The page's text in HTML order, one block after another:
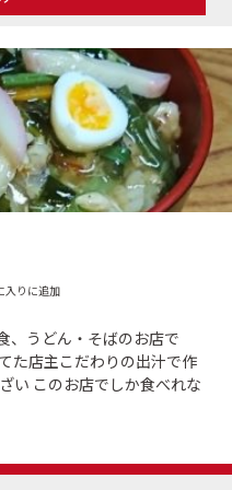
入りに追加
、うどん・そばのお店で
た店主こだわりの出汁で作
い このお店でしか食べれな